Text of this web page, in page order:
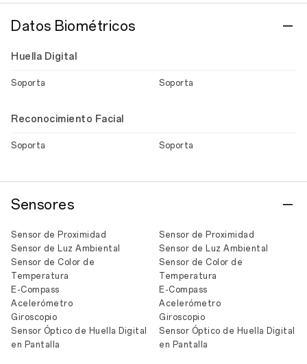
Datos Biométricos
Huella Digital
Soporta Soporta
Reconocimiento Facial
Soporta Soporta
Sensores
Sensor de Proximidad
Sensor de Luz Ambiental
Sensor de Color de
Temperatura
E-Compass
Acelerómetro
Giroscopio
Sensor Óptico de Huella Digital
en Pantalla
Sensor de Proximidad
Sensor de Luz Ambiental
Sensor de Color de
Temperatura
E-Compass
Acelerómetro
Giroscopio
Sensor Óptico de Huella Digital
en Pantalla